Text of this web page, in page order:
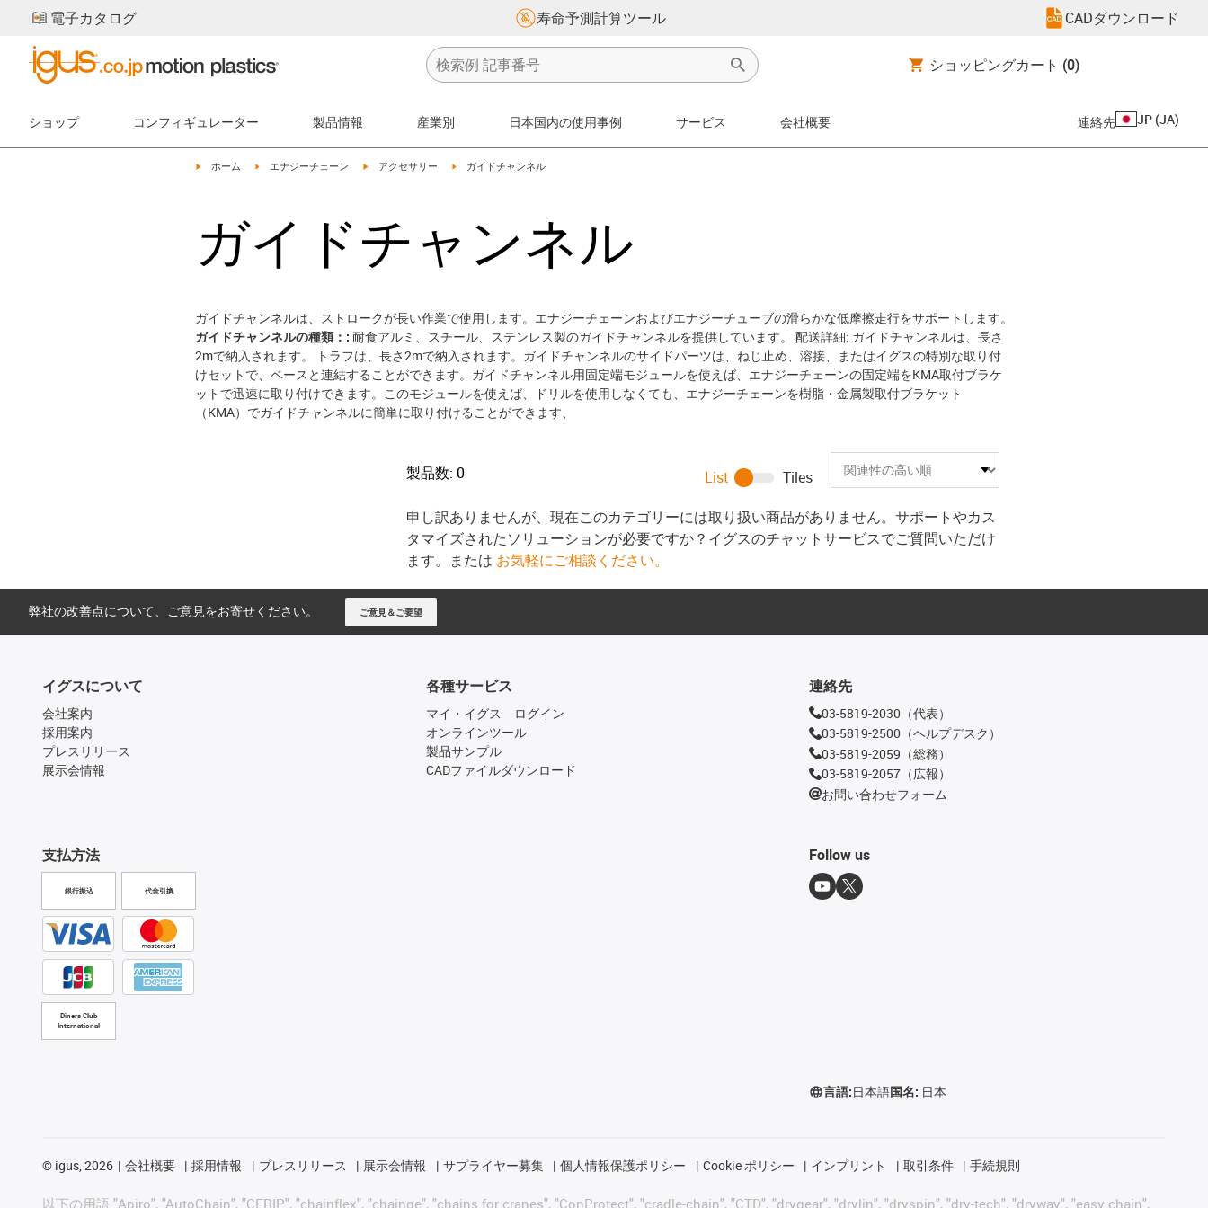
電子カタログ 寿命予測計算ツール CADダウンロード
ショッピングカート (0)
ショップ コンフィギュレーター 製品情報 産業別 日本国内の使用事例 サービス 会社概要 連絡先 JP (JA)
igus-icon-arrow-right
ホーム igus-icon-arrow-right
エナジーチェーン igus-icon-arrow-right
アクセサリー igus-icon-arrow-right
ガイドチャンネル
ガイドチャンネル
ガイドチャンネルは、ストロークが長い作業で使用します。エナジーチェーンおよびエナジーチューブの滑らかな低摩擦走行をサポートします。
ガイドチャンネルの種類：: 耐食アルミ、スチール、ステンレス製のガイドチャンネルを提供しています。 配送詳細: ガイドチャンネルは、長さ
2mで納入されます。 トラフは、長さ2mで納入されます。ガイドチャンネルのサイドパーツは、ねじ止め、溶接、またはイグスの特別な取り付
けセットで、ベースと連結することができます。ガイドチャンネル用固定端モジュールを使えば、エナジーチェーンの固定端をKMA取付ブラケ
ットで迅速に取り付けできます。このモジュールを使えば、ドリルを使用しなくても、エナジーチェーンを樹脂・金属製取付ブラケット
（KMA）でガイドチャンネルに簡単に取り付けることができます、
製品数: 0 List
Tiles
申し訳ありませんが、現在このカテゴリーには取り扱い商品がありません。サポートやカス
タマイズされたソリューションが必要ですか？イグスのチャットサービスでご質問いただけ
ます。または お気軽にご相談ください。
弊社の改善点について、ご意見をお寄せください。 ご意見＆ご要望
イグスについて
会社案内
採用案内
プレスリリース
展示会情報
支払方法
銀行振込 代金引換
Diners Club
International
各種サービス
マイ・イグス ログイン
オンラインツール
製品サンプル
CADファイルダウンロード
連絡先
03-5819-2030（代表）
03-5819-2500（ヘルプデスク）
03-5819-2059（総務）
03-5819-2057（広報）
お問い合わせフォーム
Follow us
言語:日本語国名: 日本
© igus, 2026 会社概要 採用情報 プレスリリース 展示会情報 サプライヤー募集 個人情報保護ポリシー Cookie ポリシー インプリント 取引条件 手続規則
以下の用語 "Apiro", "AutoChain", "CFRIP", "chainflex", "chainge", "chains for cranes", "ConProtect", "cradle-chain", "CTD", "drygear", "drylin", "dryspin", "dry-tech", "dryway", "easy chain",